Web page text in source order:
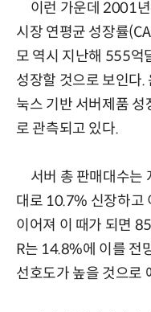
이런 가운데 2001년
시장 연평균 성장률
모 역시 지난해 555
성장할 것으로 보인다.
눅스 기반 서버제품 성
로 관측되고 있다.
서버 총 판매대수는
대로 10.7% 신장하고
이어져 이 때가 되면
R는 14.8%에 이를 전
선호도가 높을 것으로